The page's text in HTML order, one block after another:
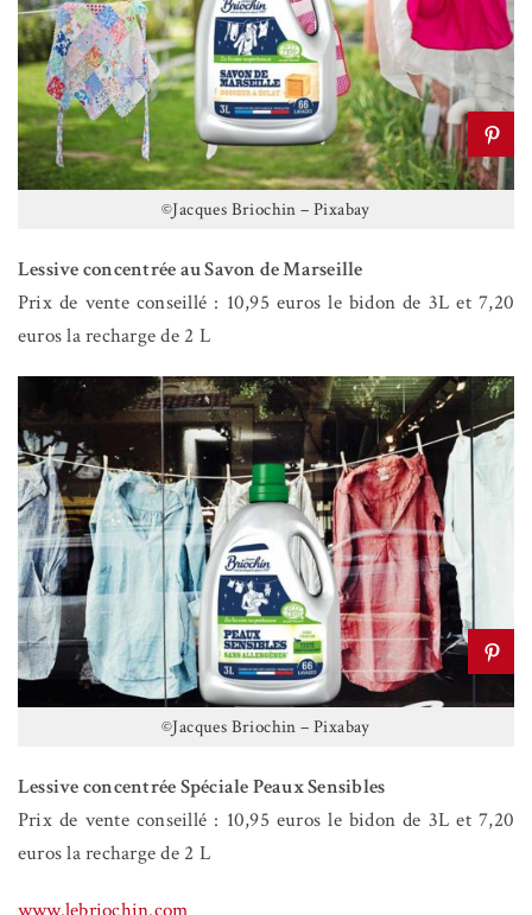
©Jacques Briochin – Pixabay
Lessive concentrée au Savon de Marseille
Prix de vente conseillé : 10,95 euros le bidon de 3L et 7,20
euros la recharge de 2 L
©Jacques Briochin – Pixabay
Lessive concentrée Spéciale Peaux Sensibles
Prix de vente conseillé : 10,95 euros le bidon de 3L et 7,20
euros la recharge de 2 L